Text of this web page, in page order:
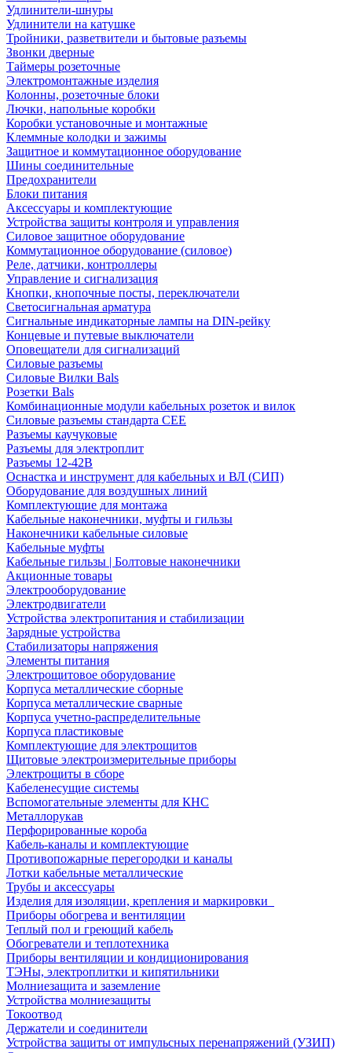
Удлинители-шнуры
Удлинители на катушке
Тройники, разветвители и бытовые разъемы
Звонки дверные
Таймеры розеточные
Электромонтажные изделия
Колонны, розеточные блоки
Лючки, напольные коробки
Коробки установочные и монтажные
Клеммные колодки и зажимы
Защитное и коммутационное оборудование
Шины соединительные
Предохранители
Блоки питания
Аксессуары и комплектующие
Устройства защиты контроля и управления
Силовое защитное оборудование
Коммутационное оборудование (силовое)
Реле, датчики, контроллеры
Управление и сигнализация
Кнопки, кнопочные посты, переключатели
Светосигнальная арматура
Сигнальные индикаторные лампы на DIN-рейку
Концевые и путевые выключатели
Оповещатели для сигнализаций
Силовые разъемы
Силовые Вилки Bals
Розетки Bals
Комбинационные модули кабельных розеток и вилок
Силовые разъемы стандарта CEE
Разъемы каучуковые
Разъемы для электроплит
Разъемы 12-42В
Оснастка и инструмент для кабельных и ВЛ (СИП)
Оборудование для воздушных линий
Комплектующие для монтажа
Кабельные наконечники, муфты и гильзы
Наконечники кабельные силовые
Кабельные муфты
Кабельные гильзы | Болтовые наконечники
Акционные товары
Электрооборудование
Электродвигатели
Устройства электропитания и стабилизации
Зарядные устройства
Стабилизаторы напряжения
Элементы питания
Электрощитовое оборудование
Корпуса металлические сборные
Корпуса металлические сварные
Корпуса учетно-распределительные
Корпуса пластиковые
Комплектующие для электрощитов
Щитовые электроизмерительные приборы
Электрощиты в сборе
Кабеленесущие системы
Вспомогательные элементы для КНС
Металлорукав
Перфорированные короба
Кабель-каналы и комплектующие
Противопожарные перегородки и каналы
Лотки кабельные металлические
Трубы и аксессуары
Изделия для изоляции, крепления и маркировки
Приборы обогрева и вентиляции
Теплый пол и греющий кабель
Обогреватели и теплотехника
Приборы вентиляции и кондиционирования
ТЭНы, электроплитки и кипятильники
Молниезащита и заземление
Устройства молниезащиты
Токоотвод
Держатели и соединители
Устройства защиты от импульсных перенапряжений (УЗИП)